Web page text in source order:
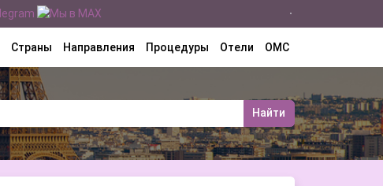
Страны Направления Процедуры Отели ОМС
Найти